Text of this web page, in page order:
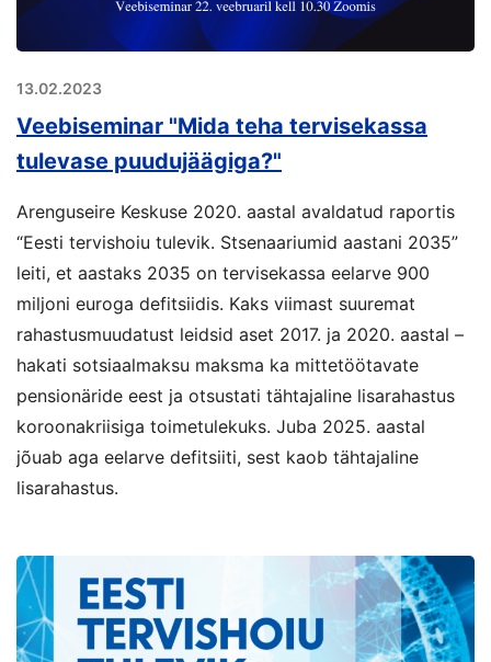
13.02.2023
Veebiseminar "Mida teha tervisekassa
tulevase puudujäägiga?"
Arenguseire Keskuse 2020. aastal avaldatud raportis
“Eesti tervishoiu tulevik. Stsenaariumid aastani 2035”
leiti, et aastaks 2035 on tervisekassa eelarve 900
miljoni euroga defitsiidis. Kaks viimast suuremat
rahastusmuudatust leidsid aset 2017. ja 2020. aastal –
hakati sotsiaalmaksu maksma ka mittetöötavate
pensionäride eest ja otsustati tähtajaline lisarahastus
koroonakriisiga toimetulekuks. Juba 2025. aastal
jõuab aga eelarve defitsiiti, sest kaob tähtajaline
lisarahastus.